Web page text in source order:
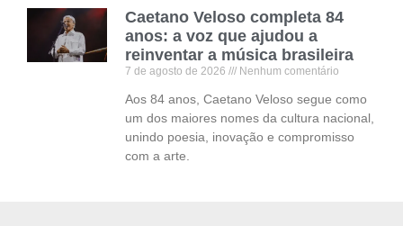
Caetano Veloso completa 84
anos: a voz que ajudou a
reinventar a música brasileira
7 de agosto de 2026 Nenhum comentário
Aos 84 anos, Caetano Veloso segue como
um dos maiores nomes da cultura nacional,
unindo poesia, inovação e compromisso
com a arte.